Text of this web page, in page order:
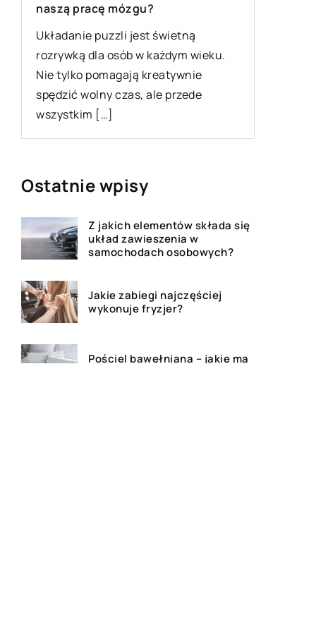
mózgu?
puzzli jest świetną
osób w każdym wieku.
kreatywnie
czas, ale przede
[…]
palacza są akcesoria,
uprzyjemnią palenie lub
skutecznie wyróżnić się
Dzięki nim nałóg […]
Ostatnie wpisy
Z jakich elementów składa się
układ zawieszenia w
samochodach osobowych?
Jakie zabiegi najczęściej
wykonuje fryzjer?
Pościel bawełniana – jakie ma